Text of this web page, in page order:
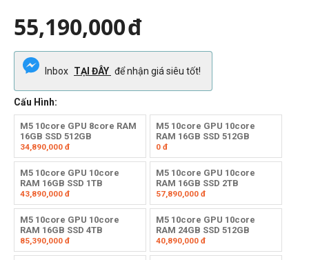
55,190,000đ
Inbox TẠI ĐÂY để nhận giá siêu tốt!
Cấu Hình:
M5 10core GPU 8core RAM
16GB SSD 512GB
34,890,000 đ
M5 10core GPU 10core
RAM 16GB SSD 512GB
0đ
M5 10core GPU 10core
RAM 16GB SSD 1TB
43,890,000 đ
M5 10core GPU 10core
RAM 16GB SSD 2TB
57,890,000đ
M5 10core GPU 10core
RAM 16GB SSD 4TB
85,390,000 đ
M5 10core GPU 10core
RAM 24GB SSD 512GB
40,890,000đ